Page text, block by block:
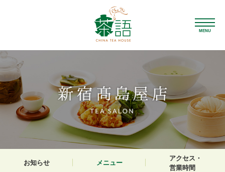
MENU
お知らせ メニュー
アクセス・
営業時間